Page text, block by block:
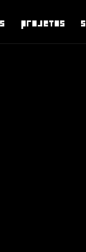
Projetos